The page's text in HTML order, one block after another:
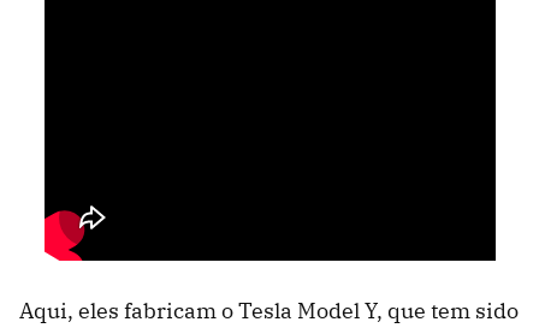
Aqui, eles fabricam o Tesla Model Y, que tem sido